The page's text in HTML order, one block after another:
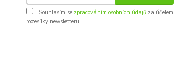
Souhlasím se zpracováním osobních údajů za účelem
rozesílky newsletteru.